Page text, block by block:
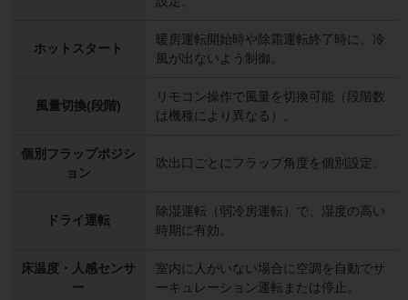
ホットスタート
暖房運転開始時や除霜運転終了時に、冷
風が出ないよう制御。
風量切換(段階)
リモコン操作で風量を切換可能（段階数
は機種により異なる）。
個別フラップポジシ
ョン
吹出口ごとにフラップ角度を個別設定。
ドライ運転
除湿運転（弱冷房運転）で、湿度の高い
時期に有効。
床温度・人感センサ
ー
室内に人がいない場合に空調を自動でサ
ーキュレーション運転または停止。